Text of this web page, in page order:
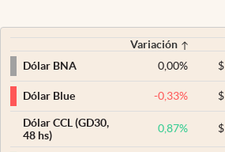
Variación
Dólar BNA
0,00% $
Dólar Blue -0,33% $
Dólar CCL (GD30,
48 hs)
0,87% $